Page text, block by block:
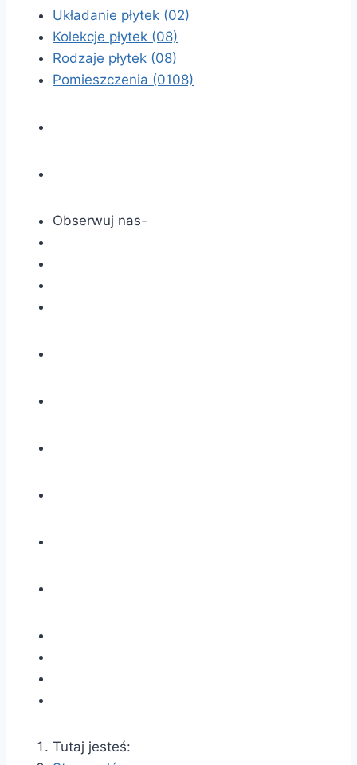
Układanie płytek (02)
Kolekcje płytek (08)
Rodzaje płytek (08)
Pomieszczenia (0108)
Obserwuj nas-
Tutaj jesteś: